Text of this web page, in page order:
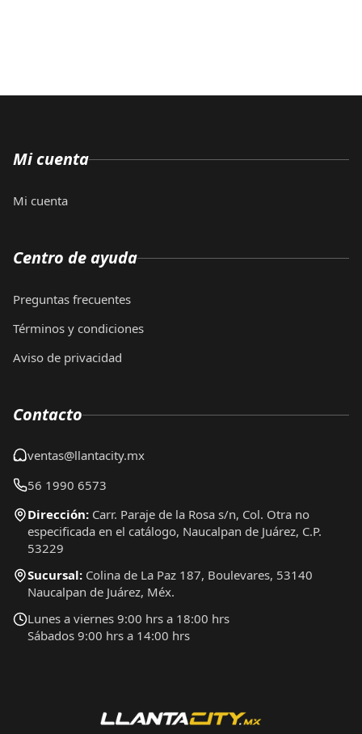
Mi cuenta
Mi cuenta
Centro de ayuda
Preguntas frecuentes
Términos y condiciones
Aviso de privacidad
Contacto
ventas@llantacity.mx
56 1990 6573
Dirección: Carr. Paraje de la Rosa s/n, Col. Otra no
especificada en el catálogo, Naucalpan de Juárez, C.P.
53229
Sucursal: Colina de La Paz 187, Boulevares, 53140
Naucalpan de Juárez, Méx.
Lunes a viernes 9:00 hrs a 18:00 hrs
Sábados 9:00 hrs a 14:00 hrs